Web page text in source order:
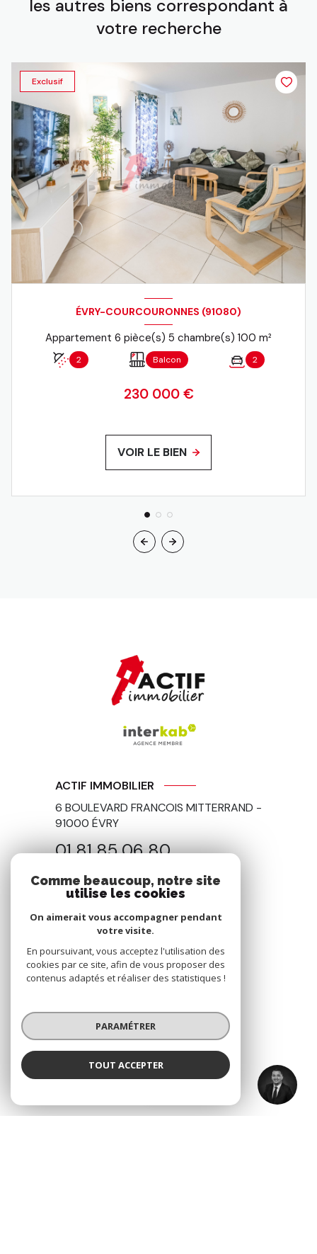
Hatim BENZIDAR
les autres biens correspondant à
votre recherche
Exclusif
ÉVRY-COURCOURONNES (91080)
Appartement 6 pièce(s) 5 chambre(s) 100 m²
2 Balcon 2
230 000 €
VOIR LE BIEN
ACTIF IMMOBILIER
6 BOULEVARD FRANCOIS MITTERRAND -
91000 ÉVRY
01 81 85 06 80
contact@actif-immo91.fr
NOS RÉSEAUX
Nous suivre
Comme beaucoup, notre site
utilise les cookies
On aimerait vous accompagner pendant
votre visite.
En poursuivant, vous acceptez l'utilisation des
cookies par ce site, afin de vous proposer des
contenus adaptés et réaliser des statistiques !
PARAMÉTRER
TOUT ACCEPTER